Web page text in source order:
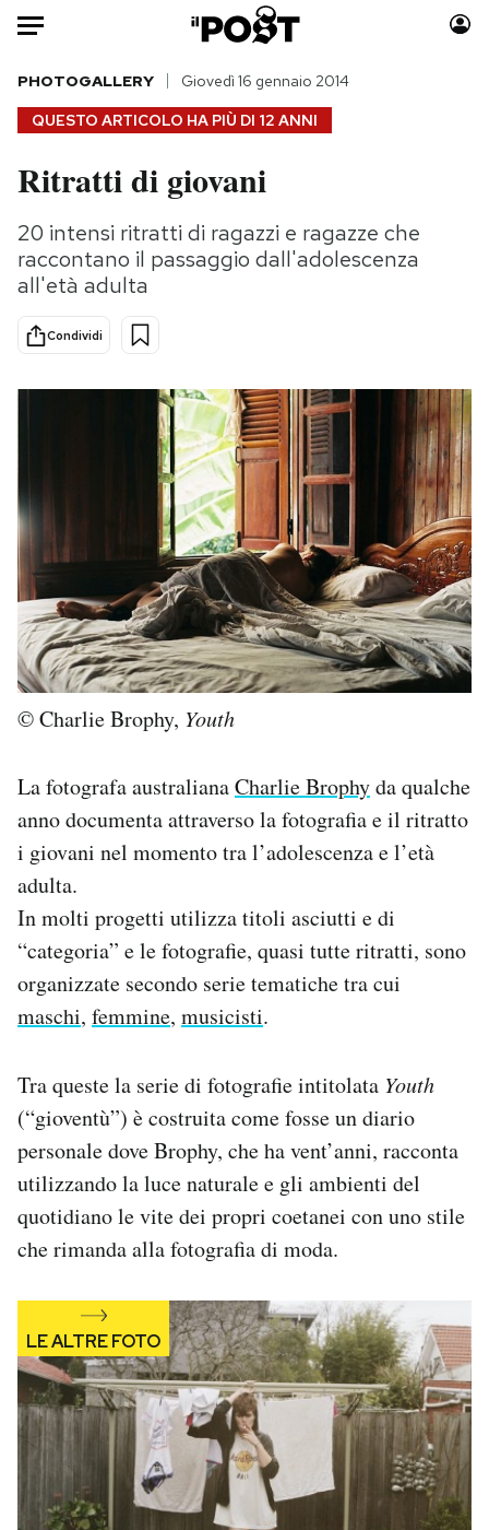
Auto
HOME
Italia
Politica
Tecnologia
Scienza
Consumismi
Altrecose
Mondiali calcio 2026
NEWSLETTER
I MIEI PREFERITI
CALENDARIO
AREA PERSONALE
Area Personale
Newsletter
Notifiche mobile
Regala il Post
Esci
QUESTO ARTICOLO HA PIÙ DI 12 ANNI
PHOTOGALLERY Giovedì 16 gennaio 2014
Ritratti di giovani
20 intensi ritratti di ragazzi e ragazze che
raccontano il passaggio dall'adolescenza
all'età adulta
Condividi
© Charlie Brophy, Youth
La fotografa australianaCharlie Brophyda qualche
anno documenta attraverso la fotografia e il ritratto
i giovani nel momento tra l’adolescenza e l’età
adulta.
In molti progetti utilizza titoli asciutti e di
“categoria” e le fotografie, quasi tutte ritratti, sono
organizzate secondo serie tematiche tra cui
maschi, femmine, musicisti.
Tra queste la serie di fotografie intitolata Youth
(“gioventù”) è costruita come fosse un diario
personale dove Brophy, che ha vent’anni, racconta
utilizzando la luce naturale e gli ambienti del
quotidiano le vite dei propri coetanei con uno stile
che rimanda alla fotografia di moda.